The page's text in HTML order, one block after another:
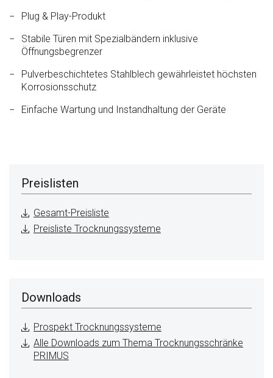
Plug & Play-Produkt
Stabile Türen mit Spezialbändern inklusive
Öffnungsbegrenzer
Pulverbeschichtetes Stahlblech gewährleistet höchsten
Korrosionsschutz
Einfache Wartung und Instandhaltung der Geräte
Preislisten
Gesamt-Preisliste
Preisliste Trocknungssysteme
Downloads
Prospekt Trocknungssysteme
Alle Downloads zum Thema Trocknungsschränke
PRIMUS